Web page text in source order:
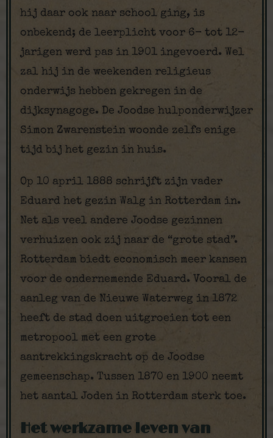
hij daar ook naar school ging, is
onbekend; de leerplicht voor 6- tot 12-
jarigen werd pas in 1901 ingevoerd. Wel
zal hij in de weekenden religieus
onderwijs hebben gekregen in de
dijksynagoge. De Joodse hulponderwijzer
Simon Zwarenstein woonde zelfs enige
tijd bij het gezin in huis.
Op 10 april 1888 schrijft zijn vader
Eduard het gezin Walg in Rotterdam in.
Net als veel andere Joodse gezinnen
verhuizen ook zij naar de “grote stad”.
Rotterdam biedt economisch meer kansen
voor de ondernemende Eduard. Vooral de
aanleg van de Nieuwe Waterweg in 1872
heeft de stad doen uitgroeien tot een
metropool met een grote
aantrekkingskracht op de Joodse
gemeenschap. Tussen 1870 en 1900 neemt
het aantal Joden in Rotterdam sterk toe.
Het werkzame leven van